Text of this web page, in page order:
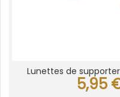
Lunettes de
5,95